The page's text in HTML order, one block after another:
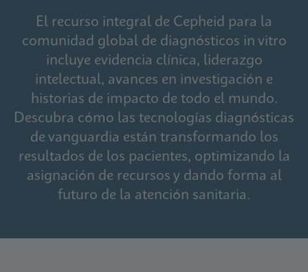
El recurso integral de Cepheid para la
comunidad global de diagnósticos in vitro
incluye evidencia clínica, liderazgo
intelectual, avances en investigación e
historias de impacto de todo el mundo.
Descubra cómo las tecnologías diagnósticas
de vanguardia están transformando los
resultados de los pacientes, optimizando la
asignación de recursos y dando forma al
futuro de la atención sanitaria.